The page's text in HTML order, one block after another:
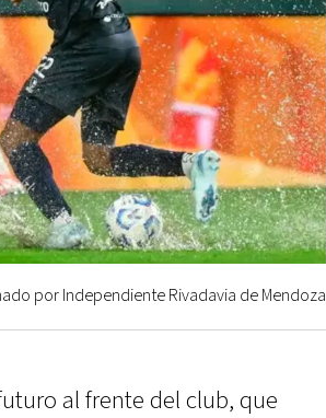
por Independiente Rivadavia de Mendoza
al frente del club, que